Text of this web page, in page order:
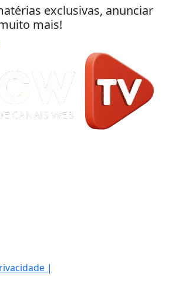
exclusivas, anunciar
mais!
|